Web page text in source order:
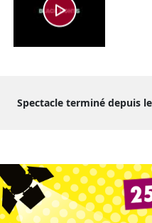
Spectacle terminé depuis